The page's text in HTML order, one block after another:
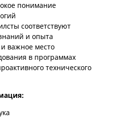
понимание
соответствуют
и опыта
важное место
в программах
технического